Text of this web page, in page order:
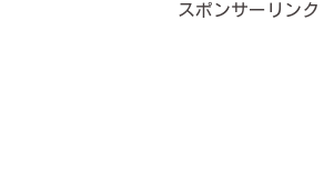
スポンサーリンク